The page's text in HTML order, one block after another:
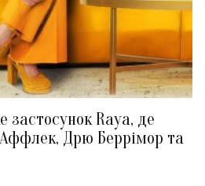
застосунок Raya, де
Дрю Беррімор та